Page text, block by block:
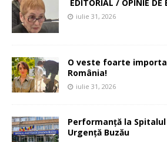
EDITORIAL / OPINIE DE
iulie 31, 2026
O veste foarte
România!
iulie 31, 2026
Performanță la
Urgență Buzău